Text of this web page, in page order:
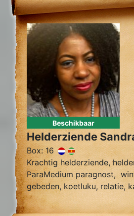
Beschikbaar
Helderziende
Box: 16
Krachtig helderziende,
ParaMedium paragnost,
gebeden, koetluku, relatie,
fotoreading, zielsliefde,
toekomst voorspelling,